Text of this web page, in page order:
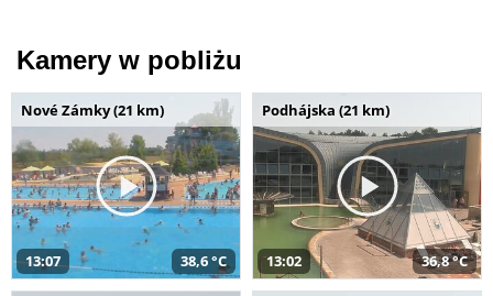
Kamery w pobliżu
Nové Zámky (21 km)
13:07 38,6 °C
Podhájska (21 km)
13:02 36,8 °C